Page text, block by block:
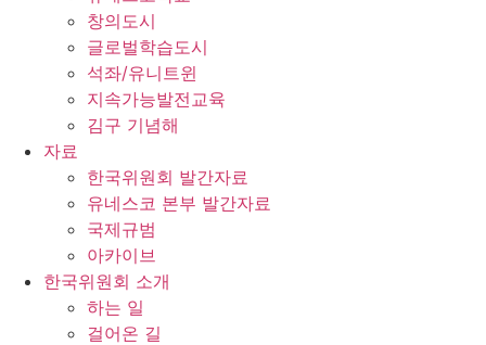
창의도시
글로벌학습도시
석좌/유니트윈
지속가능발전교육
김구 기념해
자료
한국위원회 발간자료
유네스코 본부 발간자료
국제규범
아카이브
한국위원회 소개
하는 일
걸어온 길